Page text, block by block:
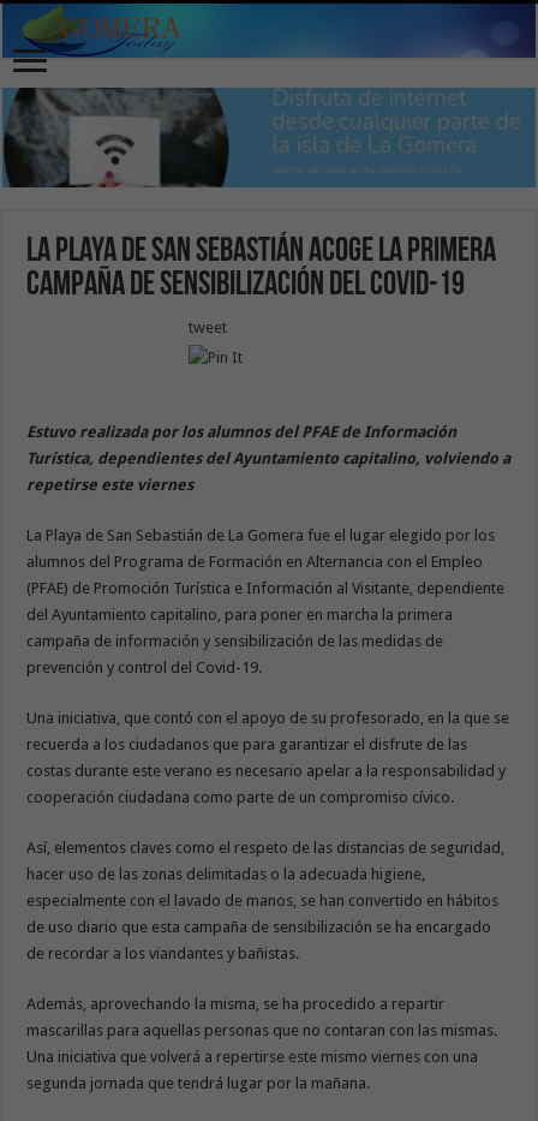
La Playa de San Sebastián acoge la primera
campaña de sensibilización del Covid-19
tweet
Estuvo realizada por los alumnos del PFAE de Información
Turística, dependientes del Ayuntamiento capitalino, volviendo a
repetirse este viernes
La Playa de San Sebastián de La Gomera fue el lugar elegido por los
alumnos del Programa de Formación en Alternancia con el Empleo
(PFAE) de Promoción Turística e Información al Visitante, dependiente
del Ayuntamiento capitalino, para poner en marcha la primera
campaña de información y sensibilización de las medidas de
prevención y control del Covid-19.
Una iniciativa, que contó con el apoyo de su profesorado, en la que se
recuerda a los ciudadanos que para garantizar el disfrute de las
costas durante este verano es necesario apelar a la responsabilidad y
cooperación ciudadana como parte de un compromiso cívico.
Así, elementos claves como el respeto de las distancias de seguridad,
hacer uso de las zonas delimitadas o la adecuada higiene,
especialmente con el lavado de manos, se han convertido en hábitos
de uso diario que esta campaña de sensibilización se ha encargado
de recordar a los viandantes y bañistas.
Además, aprovechando la misma, se ha procedido a repartir
mascarillas para aquellas personas que no contaran con las mismas.
Una iniciativa que volverá a repertirse este mismo viernes con una
segunda jornada que tendrá lugar por la mañana.